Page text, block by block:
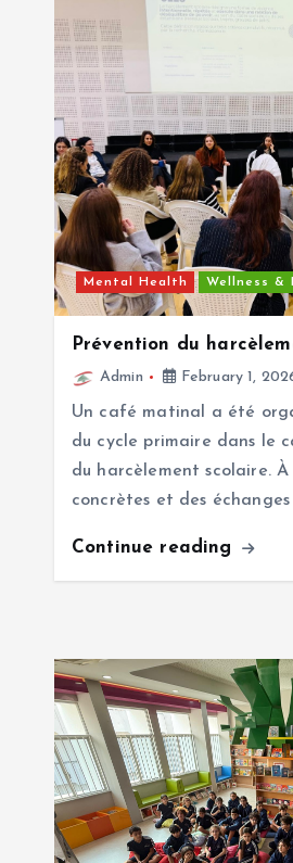
Mental Health Wellness &
Prévention du
Admin February 1,
Un café matinal a été
du cycle primaire dans le
du harcèlement scolaire.
concrètes et des
Continue reading